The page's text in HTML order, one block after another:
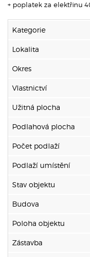
+ poplatek za elektřinu
Kategorie
Lokalita
Okres
Vlastnictví
Užitná plocha
Podlahová plocha
Počet podlaží
Podlaží umístění
Stav objektu
Budova
Poloha objektu
Zástavba